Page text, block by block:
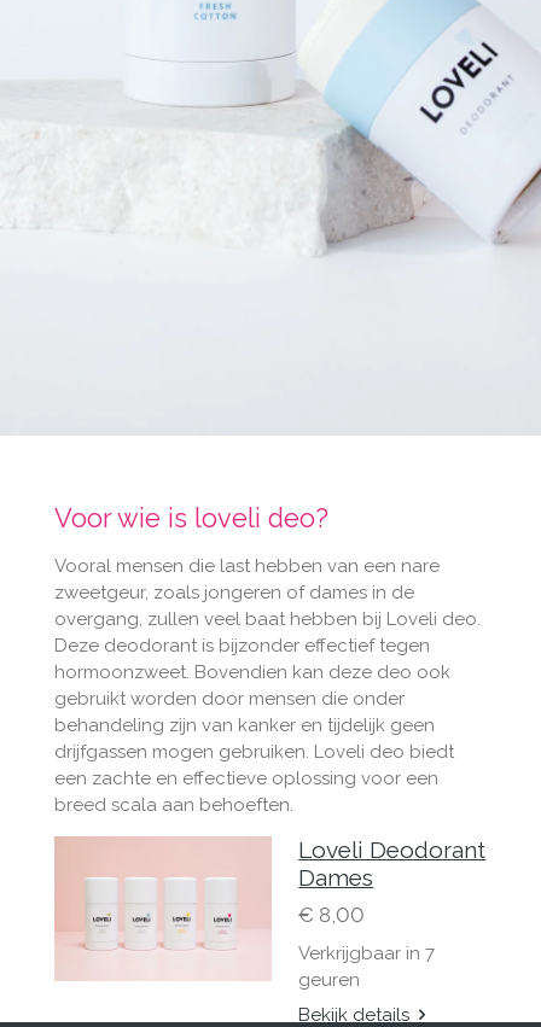
Voor wie is loveli deo?
Vooral mensen die last hebben van een nare
zweetgeur, zoals jongeren of dames in de
overgang, zullen veel baat hebben bij Loveli deo.
Deze deodorant is bijzonder effectief tegen
hormoonzweet. Bovendien kan deze deo ook
gebruikt worden door mensen die onder
behandeling zijn van kanker en tijdelijk geen
drijfgassen mogen gebruiken. Loveli deo biedt
een zachte en effectieve oplossing voor een
breed scala aan behoeften.
Loveli Deodorant
Dames
€ 8,00
Verkrijgbaar in 7
geuren
Bekijk details